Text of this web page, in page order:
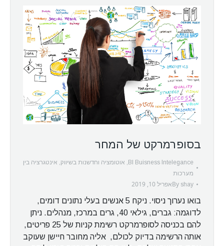
בסופרמרקט של המחר
BI Buisness Intelegance אוטומציה וחדשנות בשיווק אינטגרציה בין
מערכות
By shay
אפריל 10, 2019
בואו נערוך ניסוי. ניקח 5 אנשים בעלי נתונים דומים,
לדוגמה: גברים, גילאי 40, גרים במרכז, מנהלים. ניתן
להם בכניסה לסופרמרקט רשימת קניות של 25 פריטים,
אותה הרשימה בדיוק לכולם, אליה מחובר חיישן שעוקב